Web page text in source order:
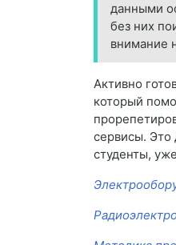
данными
без них
внимание
Активно
который
сервисы. Это
студенты,